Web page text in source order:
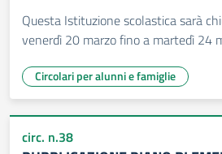
Questa Istituzione scolastica sarà
venerdì 20 marzo fino a martedì 24
Circolari per alunni e famiglie
circ. n.38